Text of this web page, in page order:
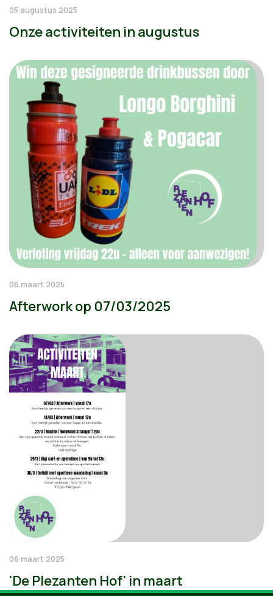
05 augustus 2025
Onze activiteiten in augustus
06 maart 2025
Afterwork op 07/03/2025
06 maart 2025
'De Plezanten Hof' in maart